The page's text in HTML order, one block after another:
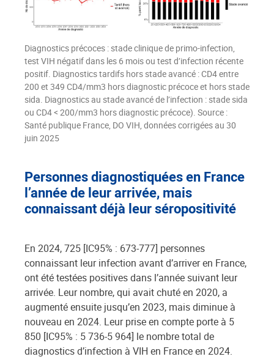
Diagnostics précoces : stade clinique de primo-infection,
test VIH négatif dans les 6 mois ou test d’infection récente
positif. Diagnostics tardifs hors stade avancé : CD4 entre
200 et 349 CD4/mm3 hors diagnostic précoce et hors stade
sida. Diagnostics au stade avancé de l’infection : stade sida
ou CD4 < 200/mm3 hors diagnostic précoce). Source :
Santé publique France, DO VIH, données corrigées au 30
juin 2025
Personnes diagnostiquées en France
l’année de leur arrivée, mais
connaissant déjà leur séropositivité
En 2024, 725 [IC95% : 673-777] personnes
connaissant leur infection avant d’arriver en France,
ont été testées positives dans l’année suivant leur
arrivée. Leur nombre, qui avait chuté en 2020, a
augmenté ensuite jusqu’en 2023, mais diminue à
nouveau en 2024. Leur prise en compte porte à 5
850 [IC95% : 5 736-5 964] le nombre total de
diagnostics d’infection à VIH en France en 2024.